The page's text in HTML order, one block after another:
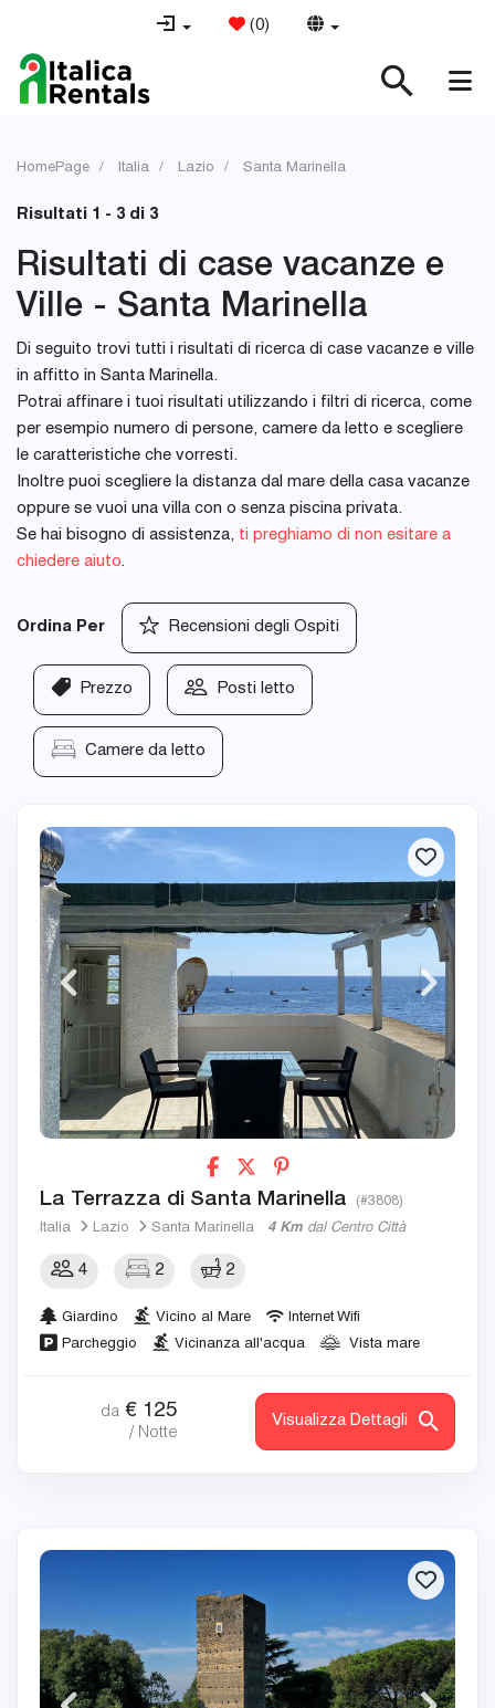
(0)
HomePage Italia Lazio Santa Marinella
Risultati 1 - 3 di 3
Risultati di case vacanze e
Ville - Santa Marinella
Di seguito trovi tutti i risultati di ricerca di case vacanze e ville
in affitto in Santa Marinella.
Potrai affinare i tuoi risultati utilizzando i filtri di ricerca, come
per esempio numero di persone, camere da letto e scegliere
le caratteristiche che vorresti.
Inoltre puoi scegliere la distanza dal mare della casa vacanze
oppure se vuoi una villa con o senza piscina privata.
Se hai bisogno di assistenza, ti preghiamo di non esitare a
chiedere aiuto.
Ordina Per Recensioni degli Ospiti
Prezzo Posti letto
Camere da letto
La Terrazza di Santa Marinella (#3808)
Italia Lazio Santa Marinella 4 Km dal Centro Città
4 2 2
Giardino Vicino al Mare
Internet Wifi
Parcheggio
Vicinanza all'acqua Vista mare
da € 125
/ Notte
Visualizza Dettagli